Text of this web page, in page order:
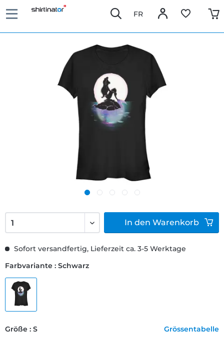
FR
Sofort versandfertig, Lieferzeit ca. 3-5 Werktage
Farbvariante : Schwarz
Größe : S Grössentabelle
In den Warenkorb